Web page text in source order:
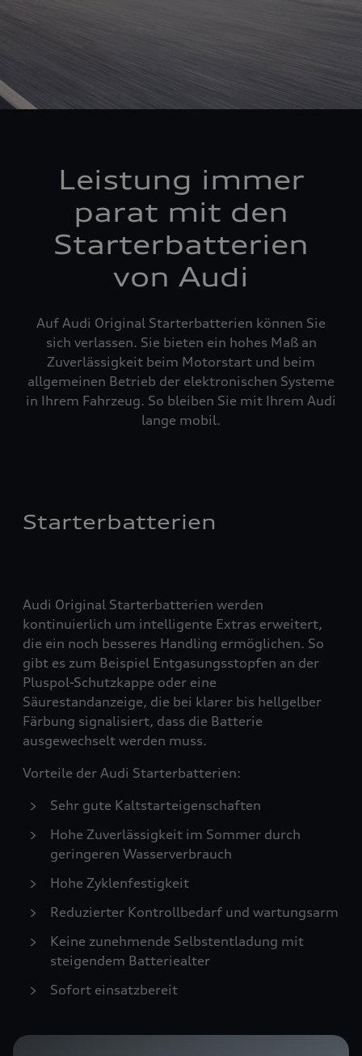
Leistung immer
parat mit den
Starterbatterien
von Audi
Auf Audi Original Starterbatterien können Sie
sich verlassen. Sie bieten ein hohes Maß an
Zuverlässigkeit beim Motorstart und beim
allgemeinen Betrieb der elektronischen Systeme
in Ihrem Fahrzeug. So bleiben Sie mit Ihrem Audi
lange mobil.
Starterbatterien
Audi Original Starterbatterien werden
kontinuierlich um intelligente Extras erweitert,
die ein noch besseres Handling ermöglichen. So
gibt es zum Beispiel Entgasungsstopfen an der
Pluspol-Schutzkappe oder eine
Säurestandanzeige, die bei klarer bis hellgelber
Färbung signalisiert, dass die Batterie
ausgewechselt werden muss.
Vorteile der Audi Starterbatterien:
Sehr gute Kaltstarteigenschaften
Hohe Zuverlässigkeit im Sommer durch
geringeren Wasserverbrauch
Hohe Zyklenfestigkeit
Reduzierter Kontrollbedarf und wartungsarm
Keine zunehmende Selbstentladung mit
steigendem Batteriealter
Sofort einsatzbereit